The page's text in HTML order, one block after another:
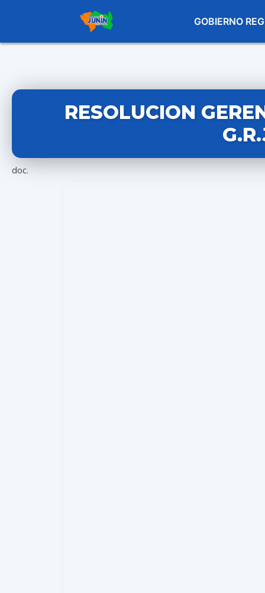
GOBIERNO
RESOLUCION
doc.